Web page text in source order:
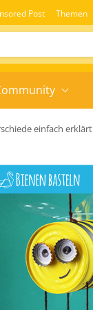
Post Themen
einfach erklärt